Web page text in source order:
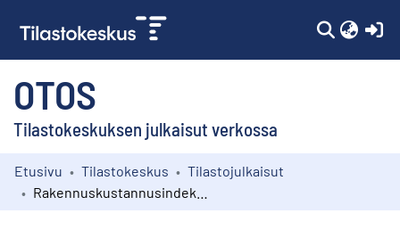
OTOS
Tilastokeskuksen julkaisut verkossa
Kokoelmat
Etusivu Tilastokeskus
Tilastojulkaisut